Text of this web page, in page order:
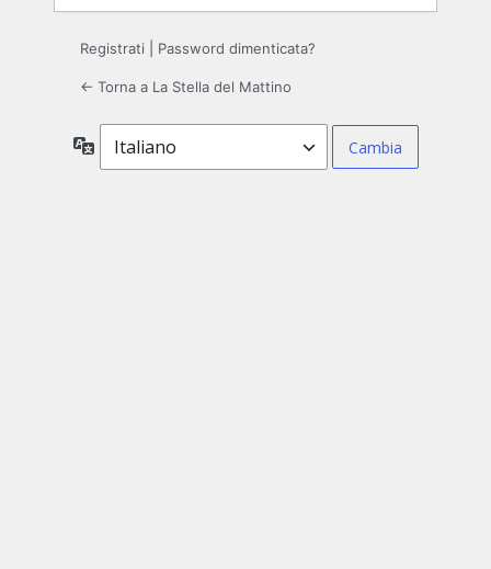
Registrati Password dimenticata?
← Torna a La Stella del Mattino
Lingua